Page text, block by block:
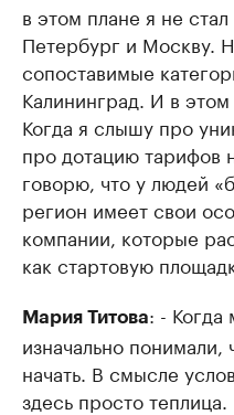
в этом плане я не
Петербург и Москву.
сопоставимые
Калининград. И в
Когда я слышу про
про дотацию тарифов
говорю, что у людей
регион имеет свои
компании, которые
как стартовую
Мария Титова: - Когда
изначально понимали,
начать. В смысле
здесь просто теплица.